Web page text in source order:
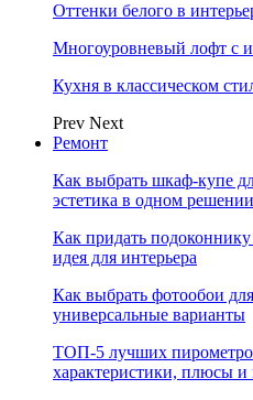
Оттенки белого в
Многоуровневый лофт с
Кухня в классическом
Prev Next
Ремонт
Как выбрать шкаф-купе
эстетика в одном решении
Как придать
идея для интерьера
Как выбрать фотообои
универсальные варианты
ТОП-5 лучших
характеристики, плюсы